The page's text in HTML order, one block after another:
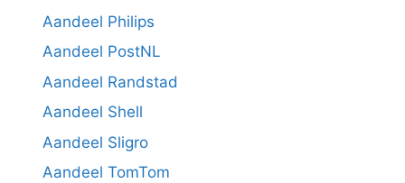
Aandeel Philips
Aandeel PostNL
Aandeel Randstad
Aandeel Shell
Aandeel Sligro
Aandeel TomTom